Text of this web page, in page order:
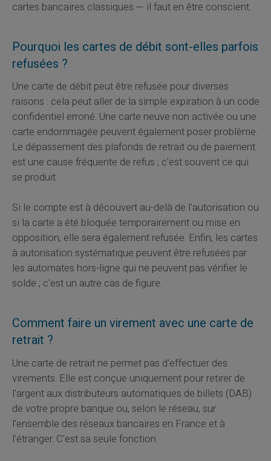
cartes bancaires classiques — il faut en être conscient.
Pourquoi les cartes de débit sont-elles parfois
refusées ?
Une carte de débit peut être refusée pour diverses
raisons : cela peut aller de la simple expiration à un code
confidentiel erroné. Une carte neuve non activée ou une
carte endommagée peuvent également poser problème.
Le dépassement des plafonds de retrait ou de paiement
est une cause fréquente de refus ; c'est souvent ce qui
se produit.
Si le compte est à découvert au-delà de l'autorisation ou
si la carte a été bloquée temporairement ou mise en
opposition, elle sera également refusée. Enfin, les cartes
à autorisation systématique peuvent être refusées par
les automates hors-ligne qui ne peuvent pas vérifier le
solde ; c'est un autre cas de figure.
Comment faire un virement avec une carte de
retrait ?
Une carte de retrait ne permet pas d'effectuer des
virements. Elle est conçue uniquement pour retirer de
l'argent aux distributeurs automatiques de billets (DAB)
de votre propre banque ou, selon le réseau, sur
l'ensemble des réseaux bancaires en France et à
l'étranger. C'est sa seule fonction.